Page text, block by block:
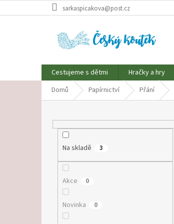
na
sarkaspicakova@post.cz
Cestujeme s dětmi Hračky a hry
Domů
Papírnictví Přání
Na skladě 3
Akce 0
Novinka 0